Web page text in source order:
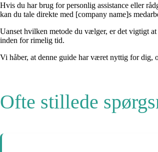
Hvis du har brug for personlig assistance eller
kan du tale direkte med [company name]s
Uanset hvilken metode du vælger, er det vigtigt
inden for rimelig tid.
Vi håber, at denne guide har været nyttig for dig,
Ofte stillede